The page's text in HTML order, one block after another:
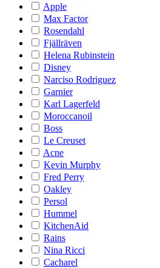
Apple
Max Factor
Rosendahl
Fjällräven
Helena Rubinstein
Disney
Narciso Rodriguez
Garnier
Karl Lagerfeld
Moroccanoil
Boss
Le Creuset
Acne
Kevin Murphy
Fred Perry
Oakley
Persol
Hummel
KitchenAid
Rains
Nina Ricci
Cacharel